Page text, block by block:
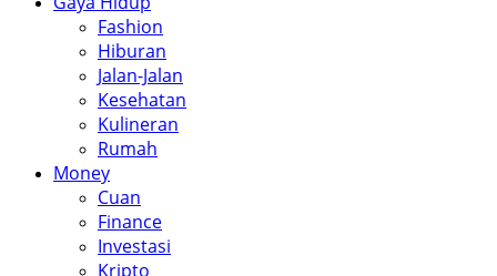
Fashion
Hiburan
Jalan-Jalan
Kesehatan
Kulineran
Rumah
Money
Cuan
Finance
Investasi
Kripto